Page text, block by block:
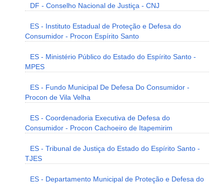
DF - Conselho Nacional de Justiça - CNJ
ES - Instituto Estadual de Proteção e Defesa do
Consumidor - Procon Espírito Santo
ES - Ministério Público do Estado do Espírito Santo -
MPES
ES - Fundo Municipal De Defesa Do Consumidor -
Procon de Vila Velha
ES - Coordenadoria Executiva de Defesa do
Consumidor - Procon Cachoeiro de Itapemirim
ES - Tribunal de Justiça do Estado do Espírito Santo -
TJES
ES - Departamento Municipal de Proteção e Defesa do